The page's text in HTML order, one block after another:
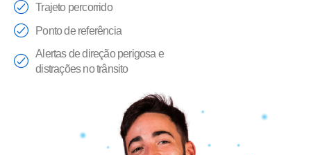
Trajeto percorrido
Ponto de referência
Alertas de direção perigosa e
distrações no trânsito